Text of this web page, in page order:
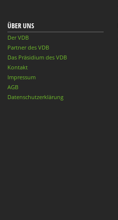
ÜBER UNS
Der VDB
Partner des VDB
Das Präsidium des VDB
Kontakt
Impressum
AGB
Datenschutzerklärung